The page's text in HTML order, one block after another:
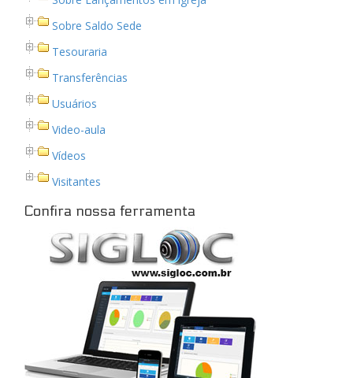
Sobre Saldo Sede
Tesouraria
Transferências
Usuários
Video-aula
Vídeos
Visitantes
Confira nossa ferramenta